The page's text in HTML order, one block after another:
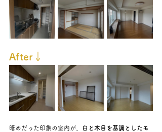
After↓
暗めだった印象の室内が、 白と木目を基調としたモ